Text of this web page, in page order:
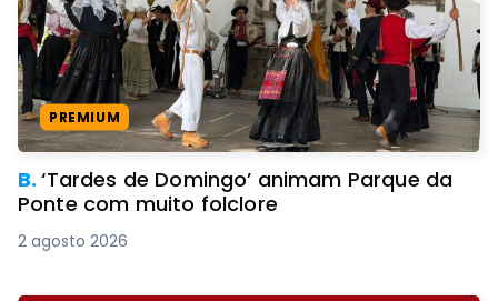
PREMIUM
B.‘Tardes de Domingo’ animam Parque da
Ponte com muito folclore
2 agosto 2026